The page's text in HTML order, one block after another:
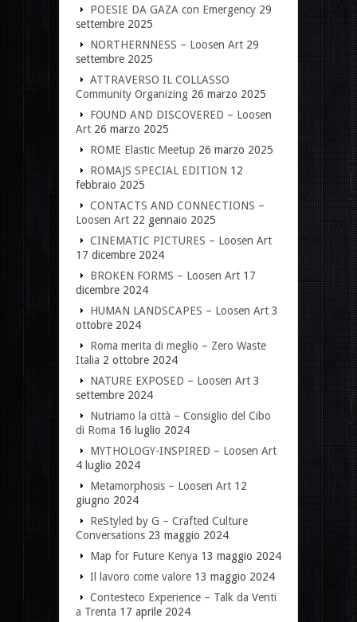
POESIE DA GAZA con Emergency 29
settembre 2025
NORTHERNNESS – Loosen Art 29
settembre 2025
ATTRAVERSO IL COLLASSO
Community Organizing 26 marzo 2025
FOUND AND DISCOVERED – Loosen
Art 26 marzo 2025
ROME Elastic Meetup 26 marzo 2025
ROMAJS SPECIAL EDITION 12
febbraio 2025
CONTACTS AND CONNECTIONS –
Loosen Art 22 gennaio 2025
CINEMATIC PICTURES – Loosen Art
17 dicembre 2024
BROKEN FORMS – Loosen Art 17
dicembre 2024
HUMAN LANDSCAPES – Loosen Art 3
ottobre 2024
Roma merita di meglio – Zero Waste
Italia 2 ottobre 2024
NATURE EXPOSED – Loosen Art 3
settembre 2024
Nutriamo la città – Consiglio del Cibo
di Roma 16 luglio 2024
MYTHOLOGY-INSPIRED – Loosen Art
4 luglio 2024
Metamorphosis – Loosen Art 12
giugno 2024
ReStyled by G – Crafted Culture
Conversations 23 maggio 2024
Map for Future Kenya 13 maggio 2024
Il lavoro come valore 13 maggio 2024
Contesteco Experience – Talk da Venti
a Trenta 17 aprile 2024